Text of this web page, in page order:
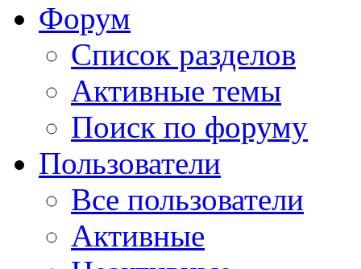
Форум
Список разделов
Активные темы
Поиск по форуму
Пользователи
Все пользователи
Активные